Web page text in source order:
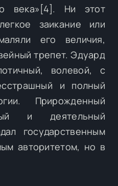
века»[4]. Ни этот
заикание или
его величия,
трепет. Эдуард
волевой, с
и полный
Прирожденный
и деятельный
государственным
авторитетом, но в